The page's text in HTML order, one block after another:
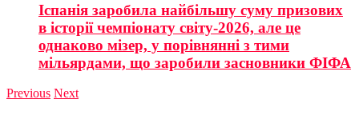
Іспанія заробила найбільшу суму призових
в історії чемпіонату світу-2026, але це
однаково мізер, у порівнянні з тими
мільярдами, що заробили засновники ФІФА
Previous Next